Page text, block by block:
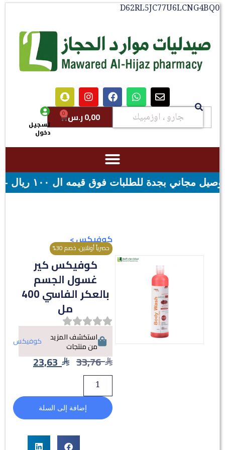
0,00ر.س تسجيل
دخول
- شحن مجاني لقيمه اكثر من ٢٩٩ ريال
كوفيكس>
حصرياً أونلاين، خصم 30%
كوفيكس كير
غسول الجسم
بالعكر الفاسي 400
مل
استكشف المزيد
من منتجات كوفيكس
33,76
23,63
إضافة إلى السلة